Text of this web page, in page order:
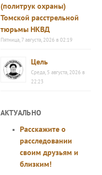
(политрук охраны)
Томской расстрельной
тюрьмы НКВД
Пятница, 7 августа, 2026 в 02:19
Цель
Среда, 5 августа, 2026 в
22:23
АКТУАЛЬНО
Расскажите о
расследовании
своим друзьям и
близким!